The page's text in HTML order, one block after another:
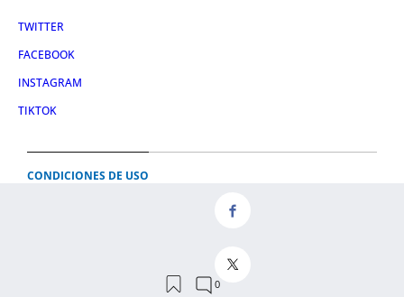
TWITTER
FACEBOOK
INSTAGRAM
TIKTOK
CONDICIONES DE USO